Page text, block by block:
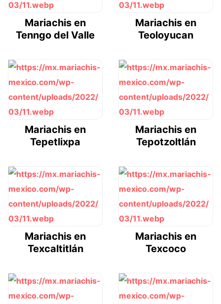
Mariachis en
Tenngo del Valle
Mariachis en
Teoloyucan
Mariachis en
Tepetlixpa
Mariachis en
Tepotzoltlán
Mariachis en
Texcaltitlán
Mariachis en
Texcoco